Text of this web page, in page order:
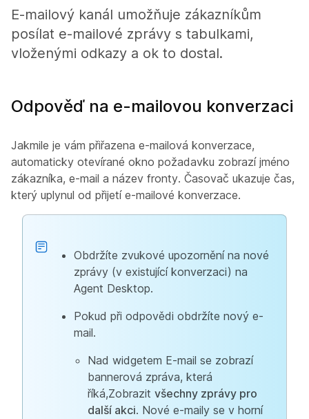
E-mailový kanál umožňuje zákazníkům
posílat e-mailové zprávy s tabulkami,
vloženými odkazy a ok to dostal.
Odpověď na e-mailovou konverzaci
Jakmile je vám přiřazena e-mailová konverzace,
automaticky otevírané okno požadavku zobrazí jméno
zákazníka, e-mail a název fronty. Časovač ukazuje čas,
který uplynul od přijetí e-mailové konverzace.
Obdržíte zvukové upozornění na nové
zprávy (v existující konverzaci) na
Agent Desktop.
Pokud při odpovědi obdržíte nový e-
mail.
Nad widgetem E-mail se zobrazí
bannerová zpráva, která
říká,Zobrazit všechny zprávy pro
další akci. Nové e-maily se v horní